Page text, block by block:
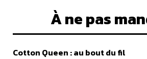
À ne pas
Cotton Queen : au bout du fil